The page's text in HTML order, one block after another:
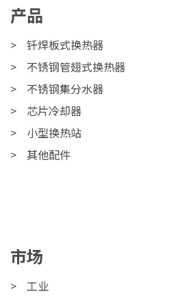
产品
钎焊板式换热器
不锈钢管翅式换热器
不锈钢集分水器
芯片冷却器
小型换热站
其他配件
市场
工业